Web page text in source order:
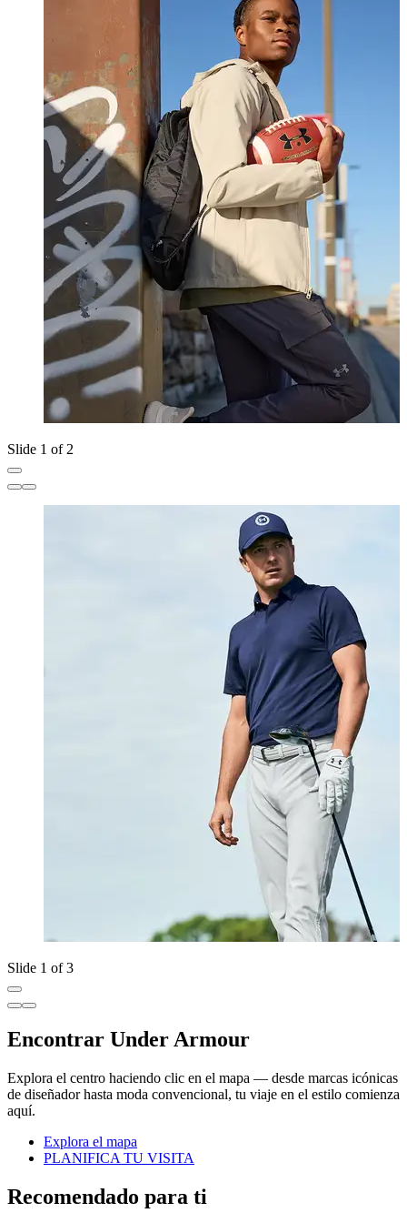
Slide 1 of 2
Slide 1 of 3
Encontrar Under Armour
Explora el centro haciendo clic en el mapa — desde marcas icónicas
de diseñador hasta moda convencional, tu viaje en el estilo comienza
aquí.
Explora el mapa
PLANIFICA TU VISITA
Recomendado para ti